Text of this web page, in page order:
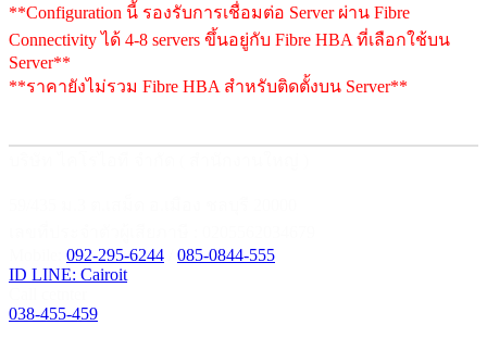
**Configuration นี้ รองรับการเชื่อมต่อ Server ผ่าน Fibre
Connectivity ได้ 4-8 servers ขึ้นอยู่กับ Fibre HBA ที่เลือกใช้บน
Server**
**ราคายังไม่รวม Fibre HBA สำหรับติดตั้งบน Server**
092-295-6244
085-0844-555
ID LINE: Cairoit
038-455-459